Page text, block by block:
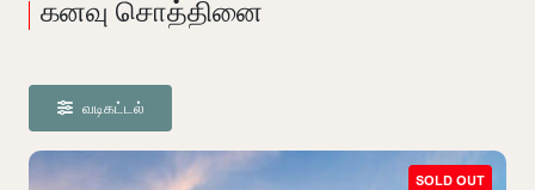
கனவு சொத்தினை
வடிகட்டல்
SOLD OUT